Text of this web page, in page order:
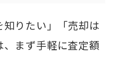
知りたい」「売却は
まず手軽に査定額